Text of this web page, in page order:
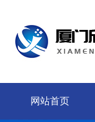
网站首页